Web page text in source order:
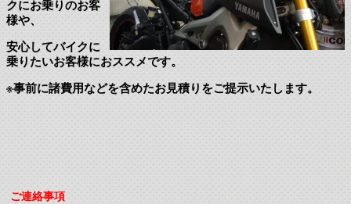
クにお乗りのお客
様や、
安心してバイクに
乗りたいお客様におススメです。
※事前に諸費用などを含めたお見積りをご提示いたします。
ご連絡事項